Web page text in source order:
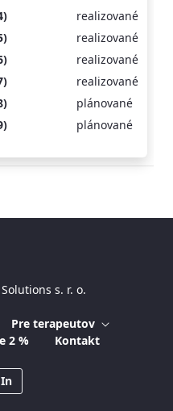
realizované
realizované
realizované
realizované
plánované
plánované
s. r. o.
Pre terapeutov
2 % Kontakt